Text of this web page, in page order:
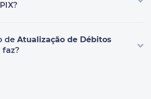
de Atualização de Débitos
faz?